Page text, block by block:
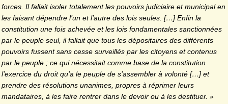
forces. Il fallait isoler totalement les pouvoirs judiciaire et municipal en
les faisant dépendre l’un et l’autre des lois seules. […] Enfin la
constitution une fois achevée et les lois fondamentales sanctionnées
par le peuple seul, il fallait que tous les dépositaires des différents
pouvoirs fussent sans cesse surveillés par les citoyens et contenus
par le peuple ; ce qui nécessitait comme base de la constitution
l’exercice du droit qu’a le peuple de s’assembler à volonté […] et
prendre des résolutions unanimes, propres à réprimer leurs
mandataires, à les faire rentrer dans le devoir ou à les destituer. »